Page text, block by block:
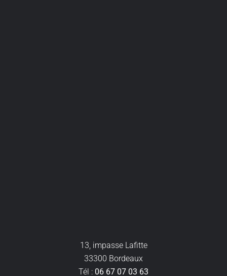
13, impasse Lafitte
33300 Bordeaux
Tél : 06 67 07 03 63